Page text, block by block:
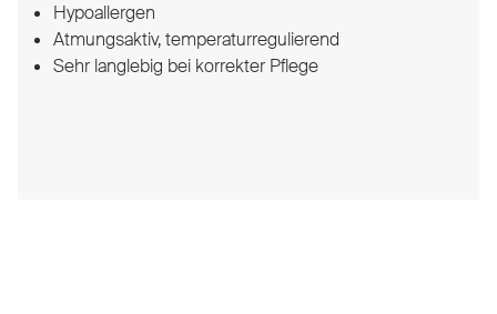
Hypoallergen
Atmungsaktiv, temperaturregulierend
Sehr langlebig bei korrekter Pflege